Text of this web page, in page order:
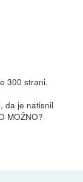
300 strani.
da je natisnil
MOŽNO?